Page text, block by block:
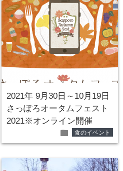
2021年 9月30日～10月19日
さっぽろオータムフェスト
2021※オンライン開催
folder 食のイベント